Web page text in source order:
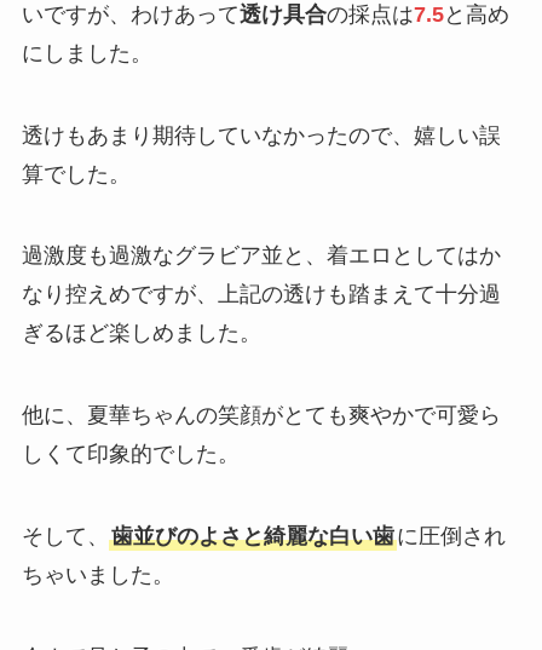
いですが、わけあって透け具合の採点は7.5と高め
にしました。
透けもあまり期待していなかったので、嬉しい誤
算でした。
過激度も過激なグラビア並と、着エロとしてはか
なり控えめですが、上記の透けも踏まえて十分過
ぎるほど楽しめました。
他に、夏華ちゃんの笑顔がとても爽やかで可愛ら
しくて印象的でした。
そして、 歯並びのよさと綺麗な白い歯に圧倒され
ちゃいました。